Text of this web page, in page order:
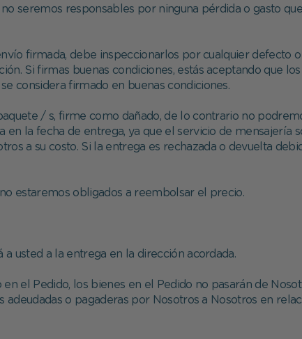
no seremos responsables por ninguna pérdida o gasto
firmada, debe inspeccionarlos por cualquier defecto
Si firmas buenas condiciones, estás aceptando que
considera firmado en buenas condiciones.
/ s, firme como dañado, de lo contrario no
en la fecha de entrega, ya que el servicio de mensajería
a su costo. Si la entrega es rechazada o devuelta
estaremos obligados a reembolsar el precio.
usted a la entrega en la dirección acordada.
el Pedido, los bienes en el Pedido no pasarán de
adeudadas o pagaderas por Nosotros a Nosotros en